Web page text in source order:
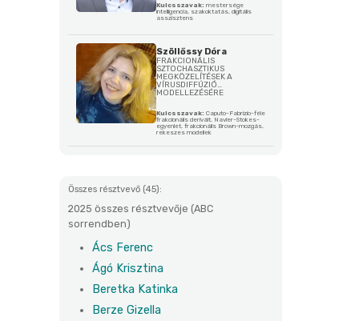
Kulcsszavak: mestersége
intelligencia, szakoktatás, digitális
asszisztens
Szöllőssy Dóra
FRAKCIONÁLIS
SZTOCHASZTIKUS
MEGKÖZELÍTÉSEK A
VÍRUSDIFFÚZIÓ
MODELLEZÉSÉRE
Kulcsszavak: Caputo-Fabrizio-féle
frakcionális derivált, Navier-Stokes-
egyenlet, frakcionális Brown-mozgás,
rekeszes modellek
Összes résztvevő (45):
2025 összes résztvevője (ABC
sorrendben)
Ács Ferenc
Ágó Krisztina
Beretka Katinka
Berze Gizella